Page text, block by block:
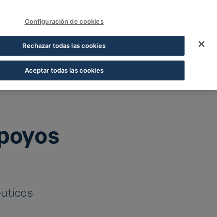
FUNDACIÓN COFARES
en la Asamblea
Configuración de cookies
Rechazar todas las cookies
Aceptar todas las cookies